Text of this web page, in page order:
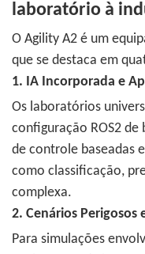
laboratório à
O Agility A2 é um
que se destaca em
1. IA Incorporada e
Os laboratórios
configuração ROS2
de controle baseadas
como classificação,
complexa.
2. Cenários Perigosos
Para simulações